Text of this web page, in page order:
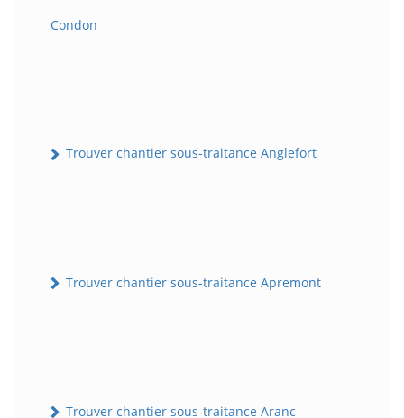
Condon
Trouver chantier sous-traitance Anglefort
Trouver chantier sous-traitance Apremont
Trouver chantier sous-traitance Aranc